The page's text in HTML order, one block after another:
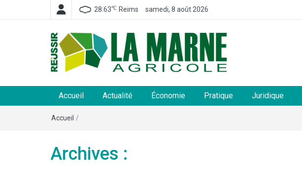
28.63℃ Reims samedi, 8 août 2026
La Marne Agricole
et rurales
Accueil Actualité Économie Pratique Juridique
Accueil /
Archives :